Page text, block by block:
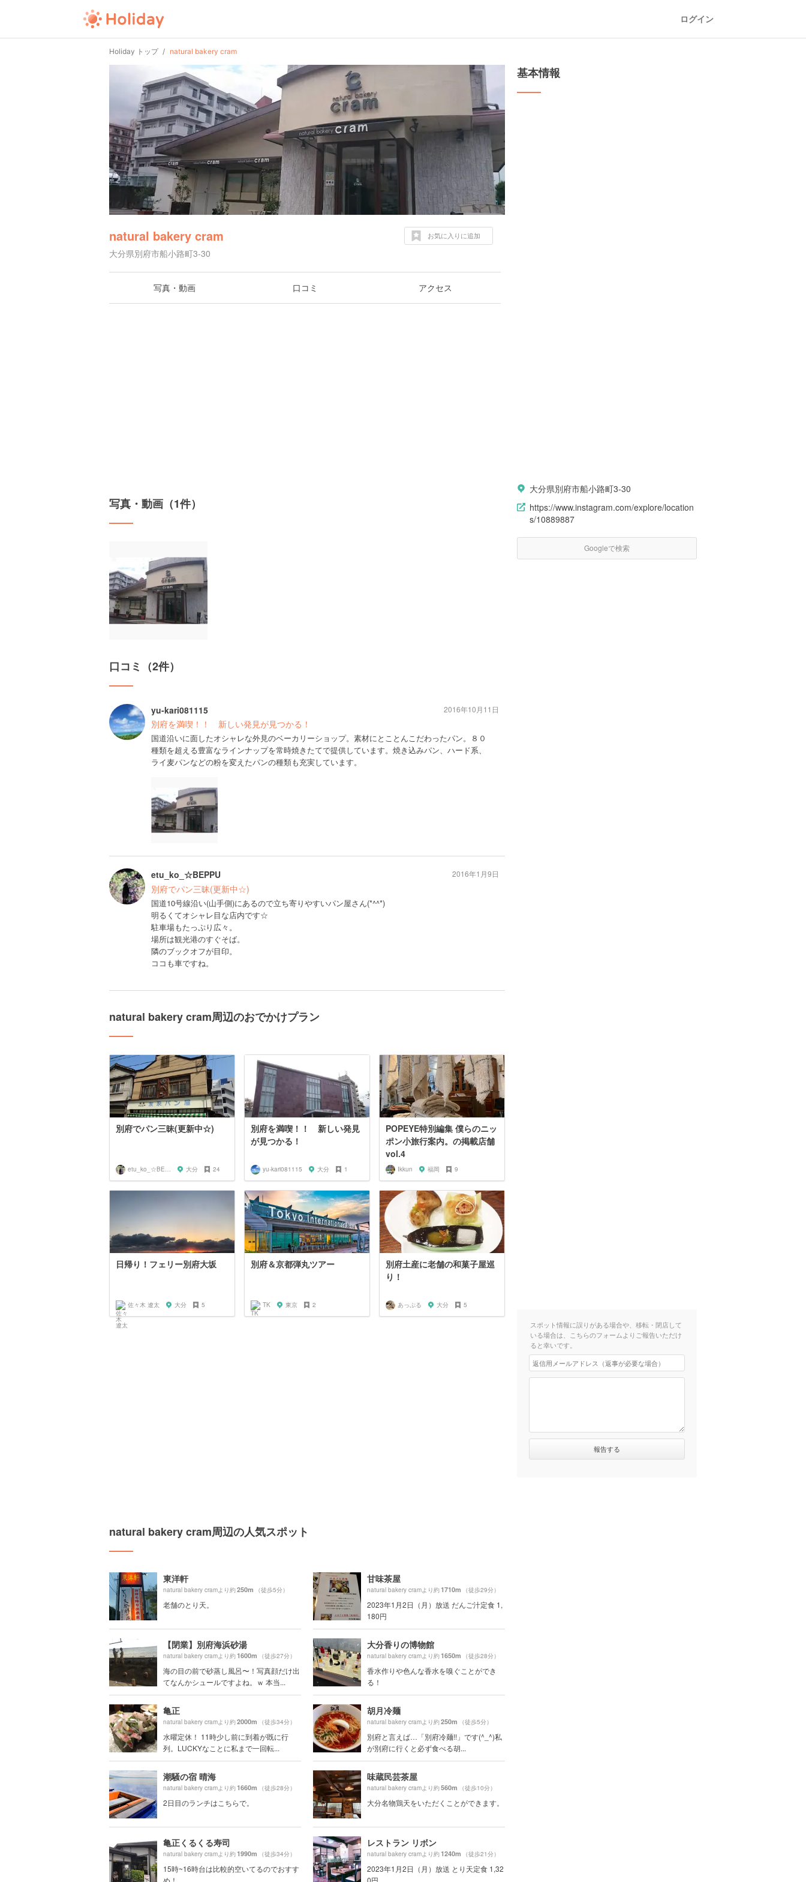
ログイン
Holiday トップ natural bakery cram
natural bakery cram
大分県別府市船小路町3-30
お気に入りに追加
写真・動画 口コミ アクセス
写真・動画（1件）
口コミ（2件）
yu-kari081115
別府を満喫！！ 新しい発見が見つかる！
国道沿いに面したオシャレな外見のベーカリーショップ。素材にとことんこだわったパン。８０
種類を超える豊富なラインナップを常時焼きたてで提供しています。焼き込みパン、ハード系、
ライ麦パンなどの粉を変えたパンの種類も充実しています。
2016年10月11日
etu_ko_☆BEPPU
別府でパン三昧(更新中☆)
国道10号線沿い(山手側)にあるので立ち寄りやすいパン屋さん(*^^*)
明るくてオシャレ目な店内です☆
駐車場もたっぷり広々。
場所は観光港のすぐそば。
隣のブックオフが目印。
ココも車ですね。
2016年1月9日
natural bakery cram周辺のおでかけプラン
別府でパン三昧(更新中☆)
etu_ko_☆BEPPU 大分 24
別府を満喫！！ 新しい発見
が見つかる！
yu-kari081115 大分 1
POPEYE特別編集 僕らのニッ
ポン小旅行案内。の掲載店舗
vol.4
Ikkun 福岡 9
日帰り！フェリー別府大坂
佐々木 遼太 大分 5
別府＆京都弾丸ツアー
TK 東京 2
別府土産に老舗の和菓子屋巡
り！
あっぷる 大分 5
natural bakery cram周辺の人気スポット
東洋軒
natural bakery cramより約250m （徒歩5分）
老舗のとり天。
甘味茶屋
natural bakery cramより約1710m （徒歩29分）
2023年1月2日（月）放送 だんご汁定食 1,
180円
【閉業】別府海浜砂湯
natural bakery cramより約1600m （徒歩27分）
海の目の前で砂蒸し風呂〜！写真顔だけ出
てなんかシュールですよね。ｗ 本当...
大分香りの博物館
natural bakery cramより約1650m （徒歩28分）
香水作りや色んな香水を嗅ぐことができ
る！
亀正
natural bakery cramより約2000m （徒歩34分）
水曜定休！ 11時少し前に到着が既に行
列。LUCKYなことに私まで一回転...
胡月冷麺
natural bakery cramより約250m （徒歩5分）
別府と言えば…「別府冷麺!!」です(^_^)私
が別府に行くと必ず食べる胡...
潮騒の宿 晴海
natural bakery cramより約1660m （徒歩28分）
2日目のランチはこちらで。
味蔵民芸茶屋
natural bakery cramより約560m （徒歩10分）
大分名物鶏天をいただくことができます。
亀正くるくる寿司
natural bakery cramより約1990m （徒歩34分）
15時~16時台は比較的空いてるのでおすす
め！
レストラン リボン
natural bakery cramより約1240m （徒歩21分）
2023年1月2日（月）放送 とり天定食 1,32
0円
基本情報
大分県別府市船小路町3-30
https://www.instagram.com/explore/location
s/10889887
Googleで検索
スポット情報に誤りがある場合や、移転・閉店して
いる場合は、こちらのフォームよりご報告いただけ
ると幸いです。